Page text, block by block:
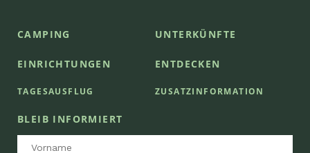
CAMPING UNTERKÜNFTE
EINRICHTUNGEN ENTDECKEN
TAGESAUSFLUG ZUSATZINFORMATION
BLEIB INFORMIERT